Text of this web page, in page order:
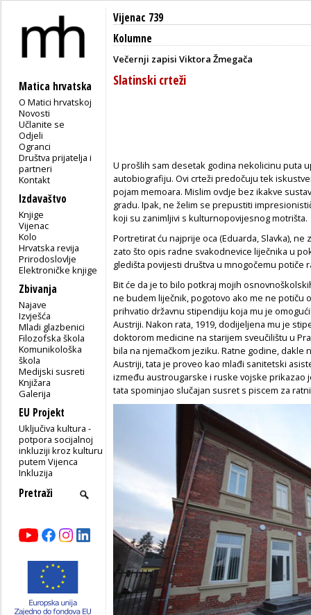
Matica hrvatska
O Matici hrvatskoj
Novosti
Učlanite se
Odjeli
Ogranci
Društva prijatelja i
partneri
Kontakt
Izdavaštvo
Knjige
Vijenac
Kolo
Hrvatska revija
Prirodoslovlje
Elektroničke knjige
Zbivanja
Najave
Izvješća
Mladi glazbenici
Filozofska škola
Komunikološka
škola
Medijski susreti
Knjižara
Galerija
EU Projekt
Uključiva kultura -
potpora socijalnoj
inkluziji kroz kulturu
putem Vijenca
Inkluzija
Vijenac 739
Kolumne
Večernji zapisi Viktora Žmegača
Slatinski crteži
U prošlih sam desetak godina nekolicinu puta
autobiografiju. Ovi crteži predočuju tek
pojam memoara. Mislim ovdje bez ikakve
gradu. Ipak, ne želim se prepustiti
koji su zanimljivi s kulturnopovijesnog motrišta.
Portretirat ću najprije oca (Eduarda, Slavka),
zato što opis radne svakodnevice liječnika u
gledišta povijesti društva u mnogočemu potiče
Bit će da je to bilo potkraj mojih
ne budem liječnik, pogotovo ako me ne potiču
prihvatio državnu stipendiju koja mu je
Austriji. Nakon rata, 1919, dodijeljena mu je
doktorom medicine na starijem sveučilištu u
bila na njemačkom jeziku. Ratne godine,
Austriji, tata je proveo kao mlađi sanitetski
između austrougarske i ruske vojske prikazao
tata spominjao slučajan susret s piscem za